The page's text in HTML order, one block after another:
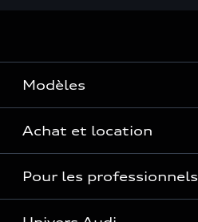
Modèles
Voir les modèles
Achat et location
Réservation et option d'achat
Financer mon Audi
Pour les professionnels